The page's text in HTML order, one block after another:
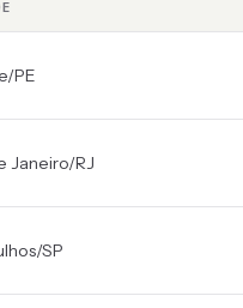
/PE
Janeiro/RJ
/SP